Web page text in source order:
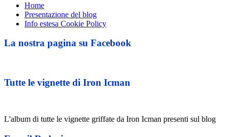
Home
Presentazione del blog
Info estesa Cookie Policy
La nostra pagina su Facebook
Tutte le vignette di Iron Icman
L'album di tutte le vignette griffate da Iron Icman presenti sul blog